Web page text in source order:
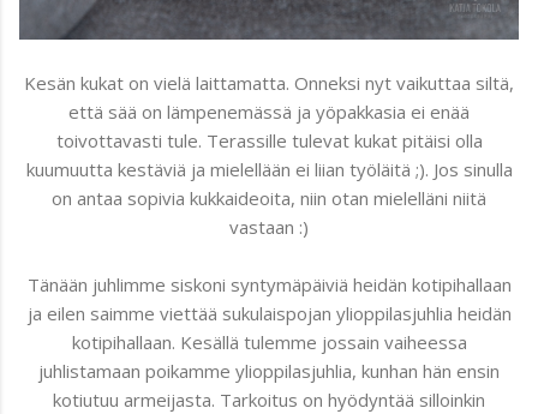
Kesän kukat on vielä laittamatta. Onneksi nyt vaikuttaa siltä,
että sää on lämpenemässä ja yöpakkasia ei enää
toivottavasti tule. Terassille tulevat kukat pitäisi olla
kuumuutta kestäviä ja mielellään ei liian työläitä ;). Jos sinulla
on antaa sopivia kukkaideoita, niin otan mielelläni niitä
vastaan :)
Tänään juhlimme siskoni syntymäpäiviä heidän kotipihallaan
ja eilen saimme viettää sukulaispojan ylioppilasjuhlia heidän
kotipihallaan. Kesällä tulemme jossain vaiheessa
juhlistamaan poikamme ylioppilasjuhlia, kunhan hän ensin
kotiutuu armeijasta. Tarkoitus on hyödyntää silloinkin